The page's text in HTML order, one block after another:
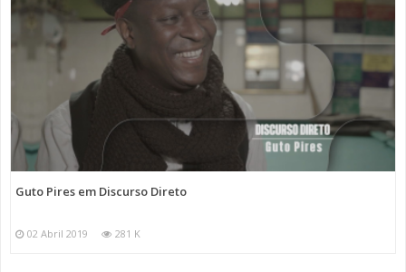
Guto Pires em Discurso Direto
02 Abril 2019 281 K